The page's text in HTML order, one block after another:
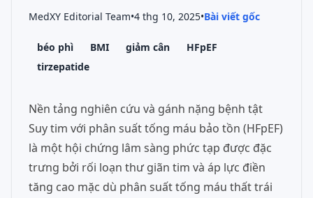
MedXY Editorial Team•4 thg 10, 2025•Bài viết gốc
béo phì BMI giảm cân
HFpEF
tirzepatide
Nền tảng nghiên cứu và gánh nặng bệnh tật
Suy tim với phân suất tống máu bảo tồn (HFpEF)
là một hội chứng lâm sàng phức tạp được đặc
trưng bởi rối loạn thư giãn tim và áp lực điền
tăng cao mặc dù phân suất tống máu thất trái